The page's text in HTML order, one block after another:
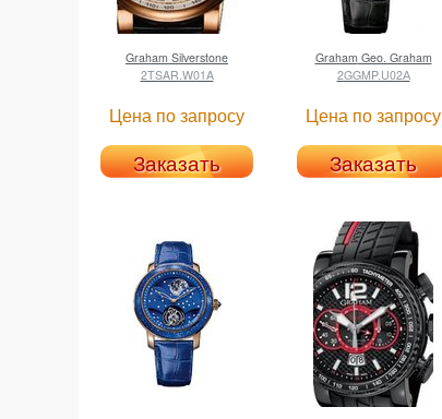
Graham Silverstone
2TSAR.W01A
Цена по запросу
Заказать
Graham Geo. Graham
2GGMP.U02А
Цена по запросу
Заказать